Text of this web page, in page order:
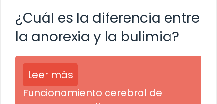
¿Cuál es la diferencia entre
la anorexia y la bulimia?
Leer más
Funcionamiento cerebral de